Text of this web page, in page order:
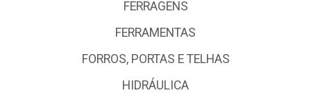
FERRAGENS
FERRAMENTAS
FORROS, PORTAS E TELHAS
HIDRÁULICA